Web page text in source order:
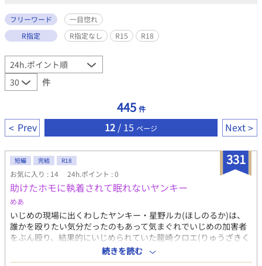
フリーワード
一目惚れ
R指定
R指定なし R15 R18
件
445 件
Prev 12 / 15 ページ Next
331
短編 完結 R18
お気に入り : 14 24h.ポイント : 0
助けたホモに執着されて眠れないヤンキー
めあ
いじめの現場に出くわしたヤンキー・星野ルカ(ほしのるか)は、
誰かを殴りたい気分だったのもあって気まぐれでいじめの加害者
をぶん殴り、結果的にいじめられていた龍崎クロエ(りゅうざきく
ろえ )を助けることになる。 しかし、龍崎はなんと同性愛者であ
り、ルカに一目惚れをしてストーカー行為を繰り返すようにな
続きを読む